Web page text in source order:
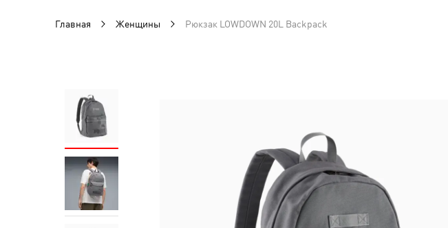
Главная Женщины Рюкзак LOWDOWN 20L Backpack